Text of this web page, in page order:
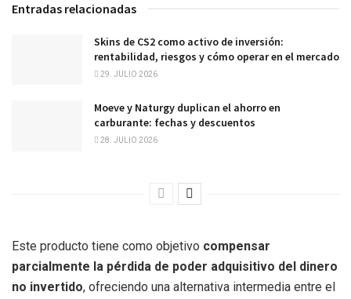
Entradas relacionadas
Skins de CS2 como activo de inversión:
rentabilidad, riesgos y cómo operar en el mercado
29. JULIO 2026
Moeve y Naturgy duplican el ahorro en
carburante: fechas y descuentos
28. JULIO 2026
Este producto tiene como objetivo compensar
parcialmente la pérdida de poder adquisitivo del dinero
no invertido, ofreciendo una alternativa intermedia entre el